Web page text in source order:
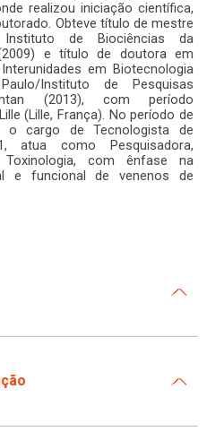
realizou iniciação científica,
Obteve título de mestre
de Biociências da
e título de doutora em
em Biotecnologia
Instituto de Pesquisas
(2013), com período
(Lille, França). No período de
o cargo de Tecnologista de
atua como Pesquisadora,
com ênfase na
e funcional de venenos de